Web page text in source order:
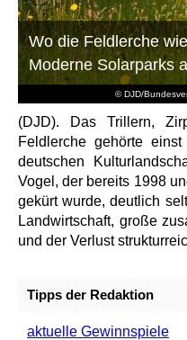
© DJD/
Wo die Feldlerche
Moderne Solarparks
(DJD). Das Trillern,
Feldlerche gehörte
deutschen
Vogel, der bereits 1998
gekürt wurde, deutlich
Landwirtschaft, große
und der Verlust
Tipps der Redaktion
aktuelle Gewinnspiele